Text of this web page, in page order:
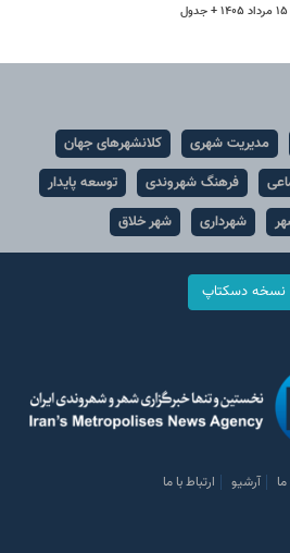
مدیریت شهری
کلانشهرهای جهان
فرهنگ شهروندی
توسعه پایدار
شهرداری شهر خلاق
نسخه دسکتاپ
آرشیو ارتباط با ما